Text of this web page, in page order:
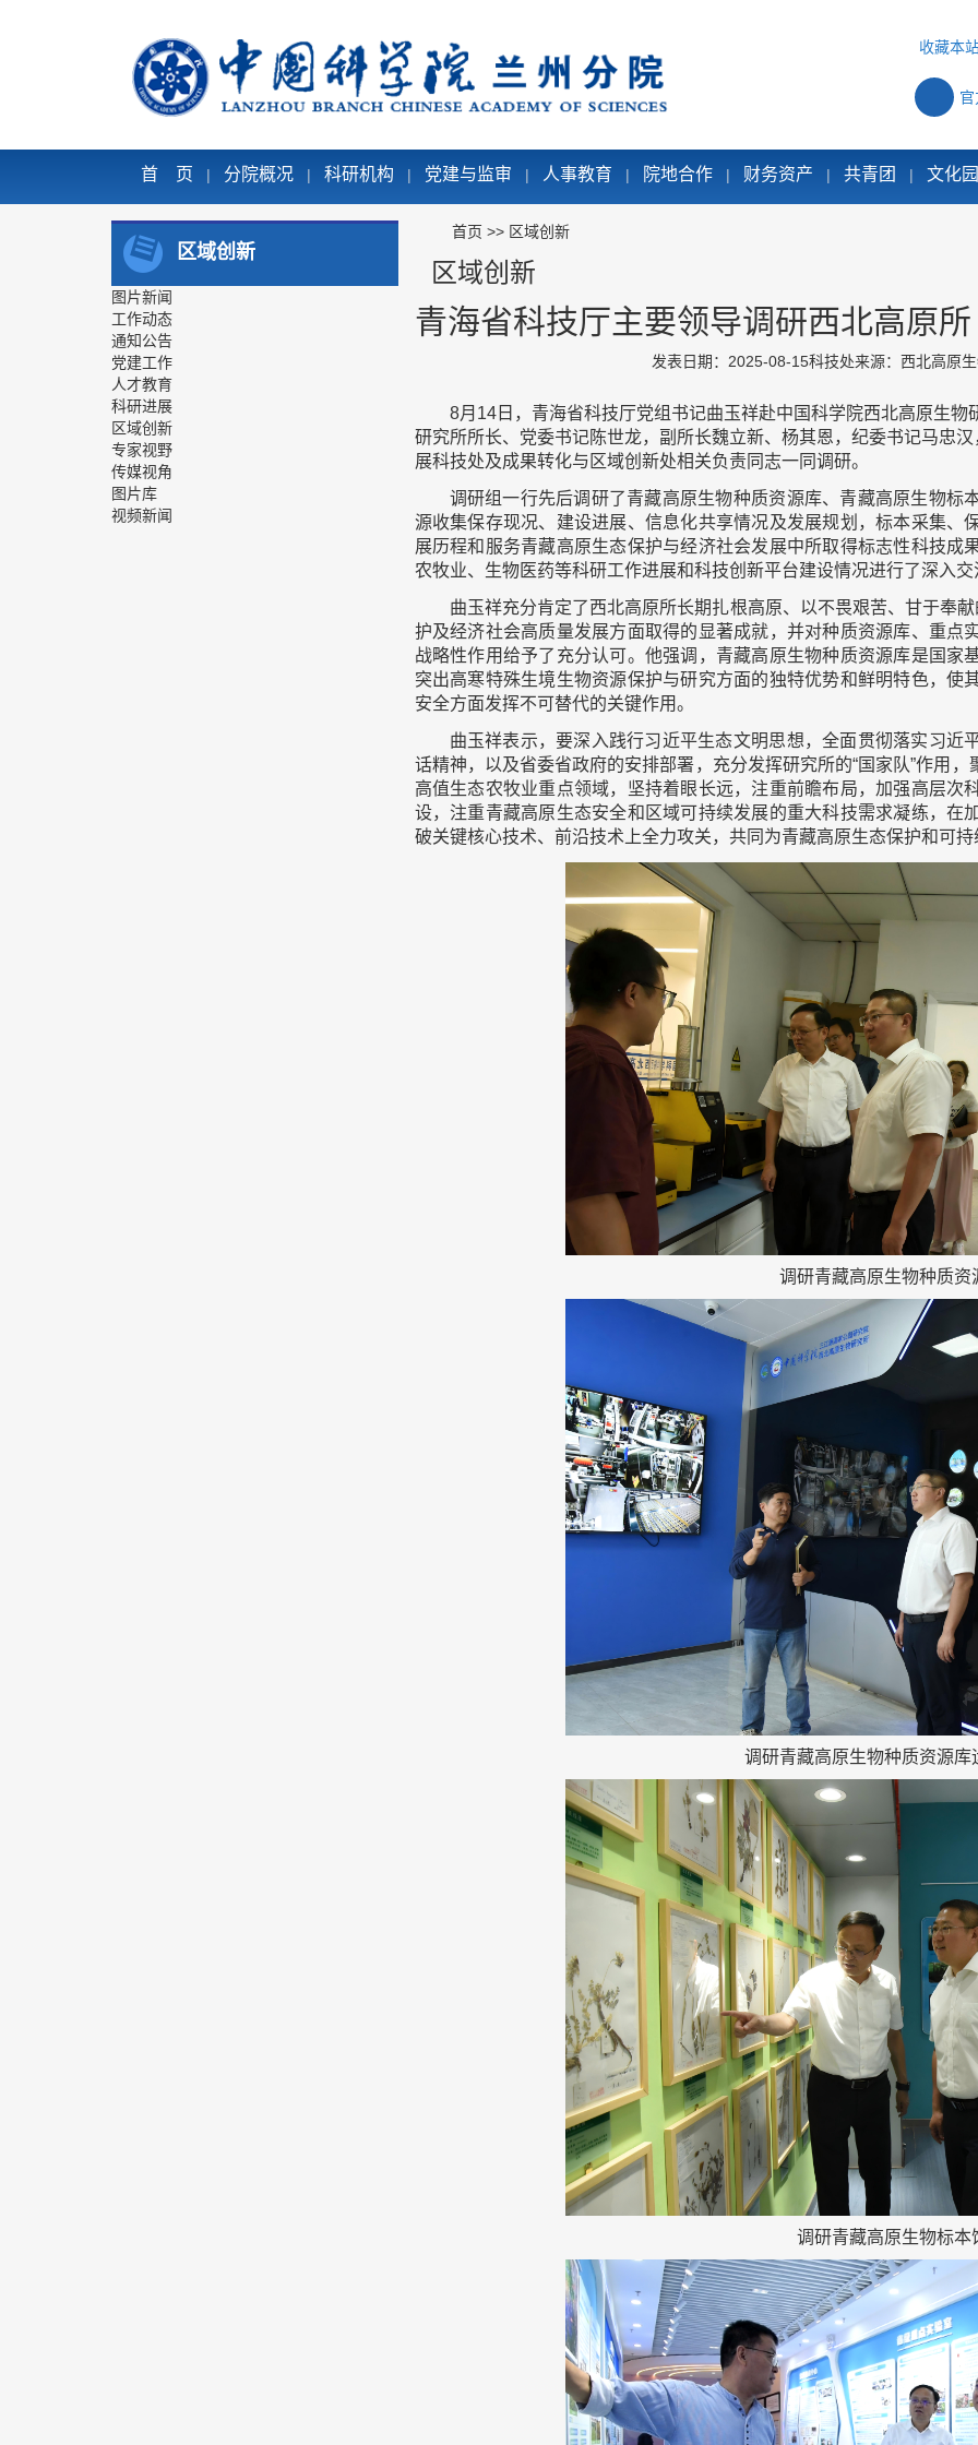
收藏本
首 页 | 分院概况 | 科研机构 | 党建与监审 | 人事教育 | 院地合作 | 财务资产 | 共青团 | 文化
区域创新
图片新闻
工作动态
通知公告
党建工作
人才教育
科研进展
区域创新
专家视野
传媒视角
图片库
视频新闻
首页 >> 区域创新
区域创新
青海省科技厅主要领导调研西北高原所
发表日期：2025-08-15科技处来源：西北高原
8月14日，青海省科技厅党组书记曲玉祥赴中国科学院西北高原生
研究所所长、党委书记陈世龙，副所长魏立新、杨其恩，纪委书记马忠
展科技处及成果转化与区域创新处相关负责同志一同调研。
调研组一行先后调研了青藏高原生物种质资源库、青藏高原生物标
源收集保存现况、建设进展、信息化共享情况及发展规划，标本采集、
展历程和服务青藏高原生态保护与经济社会发展中所取得标志性科技成
农牧业、生物医药等科研工作进展和科技创新平台建设情况进行了深入交
曲玉祥充分肯定了西北高原所长期扎根高原、以不畏艰苦、甘于奉
护及经济社会高质量发展方面取得的显著成就，并对种质资源库、重点
战略性作用给予了充分认可。他强调，青藏高原生物种质资源库是国家
突出高寒特殊生境生物资源保护与研究方面的独特优势和鲜明特色，使
安全方面发挥不可替代的关键作用。
曲玉祥表示，要深入践行习近平生态文明思想，全面贯彻落实习近
话精神，以及省委省政府的安排部署，充分发挥研究所的“国家队”作用
高值生态农牧业重点领域，坚持着眼长远，注重前瞻布局，加强高层次
设，注重青藏高原生态安全和区域可持续发展的重大科技需求凝练，在
破关键核心技术、前沿技术上全力攻关，共同为青藏高原生态保护和可
调研青藏高原生物种质资
调研青藏高原生物种质资源库
调研青藏高原生物标本